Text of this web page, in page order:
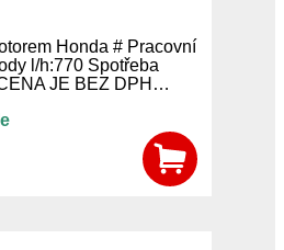
Honda # Pracovní
l/h:770 Spotřeba
JE BEZ DPH…